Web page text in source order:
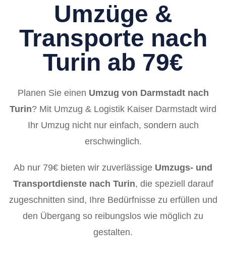
Umzüge &
Transporte nach
Turin ab 79€
Planen Sie einen Umzug von Darmstadt nach
Turin? Mit Umzug & Logistik Kaiser Darmstadt wird
Ihr Umzug nicht nur einfach, sondern auch
erschwinglich.
Ab nur 79€ bieten wir zuverlässige Umzugs- und
Transportdienste nach Turin, die speziell darauf
zugeschnitten sind, Ihre Bedürfnisse zu erfüllen und
den Übergang so reibungslos wie möglich zu
gestalten.